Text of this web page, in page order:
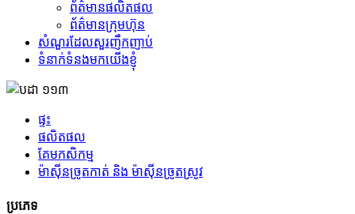
ព័ត៌មានផលិតផល
ព័ត៌មានក្រុមហ៊ុន
សំណួរដែលសួរញឹកញាប់
ទំនាក់ទំនងមកយើងខ្ញុំ
ផ្ទះ
ផលិតផល
គែមកសិកម្ម
ម៉ាស៊ីនច្រូតកាត់ និង ម៉ាស៊ីនច្រូតស្រូវ
ប្រភេទ